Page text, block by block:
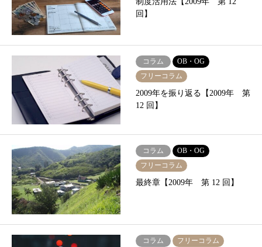
回】
コラム
OB・OG
フリーコラム
2009年を振り返る【2009年 第
12 回】
コラム
OB・OG
フリーコラム
最終章【2009年 第 12 回】
コラム フリーコラム